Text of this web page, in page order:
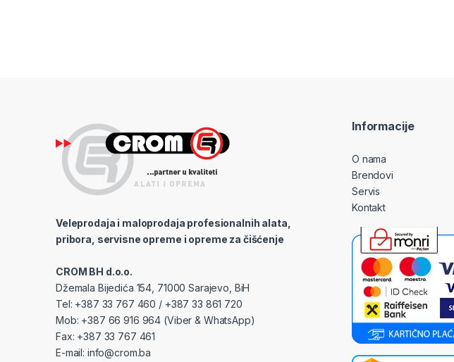
Veleprodaja i maloprodaja profesionalnih alata,
pribora, servisne opreme i opreme za čišćenje
CROM BH d.o.o.
Džemala Bijedića 154, 71000 Sarajevo, BiH
Tel: +387 33 767 460 / +387 33 861 720
Mob: +387 66 916 964 (Viber & WhatsApp)
Fax: +387 33 767 461
E-mail: info@crom.ba
Informacije
O nama
Brendovi
Servis
Kontakt